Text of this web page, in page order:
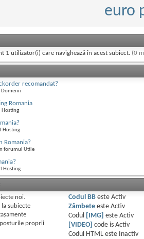
euro
1 utilizator(i) care navighează în acest subiect. (0
recomandat?
Domenii
Romania
Hosting
Romania?
forumul Utile
Hosting
noi.
subiecte
proprii
Codul BBeste Activ
Zâmbeteeste Activ
Codul
[IMG] este Activ
[VIDEO] code is Activ
Codul HTML este
Inactiv